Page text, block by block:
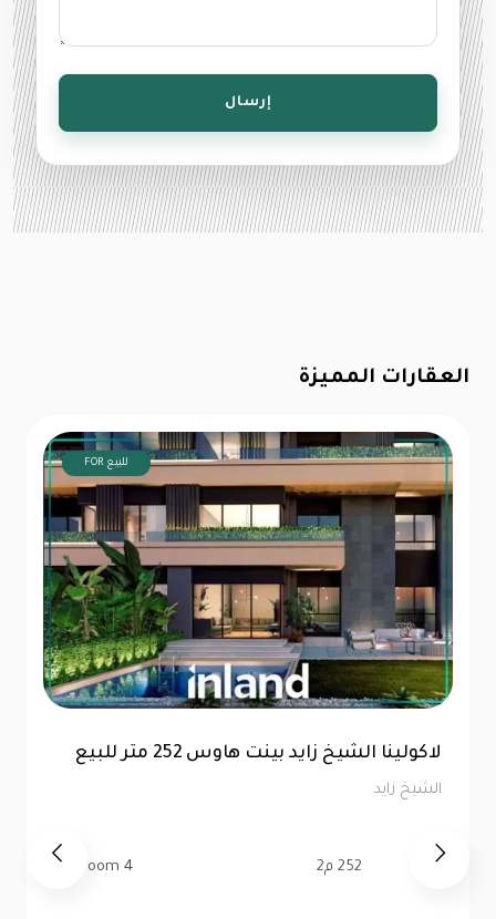
إرسال
العقارات المميزة
FOR للبيع
لاكولينا الشيخ زايد شقة أرضي 207 متر للبيع
الشيخ زايد
207 م2